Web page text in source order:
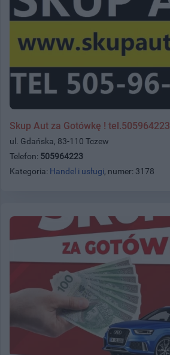
Skup Aut za Gotówkę ! tel.505964223
ul. Gdańska, 83-110 Tczew
Telefon: 505964223
Kategoria: Handel i usługi, numer: 3178